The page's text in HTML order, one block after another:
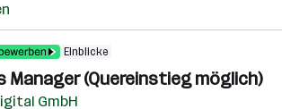
Einblicke
Manager (Quereinstieg möglich)
GmbH